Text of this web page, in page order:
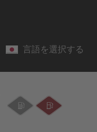
言語を選択する